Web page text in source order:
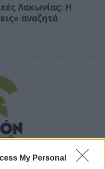
My Personal
Λακωνίας: Η
αναζητά